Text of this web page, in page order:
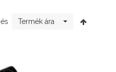
Termék ára